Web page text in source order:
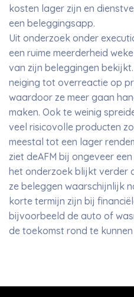
kosten lager zijn en
een beleggingsapp.
Uit onderzoek onder
een ruime meerderheid
van zijn beleggingen
neiging tot overreactie op
waardoor ze meer gaan
maken. Ook te weinig
veel risicovolle producten
meestal tot een lager
ziet deAFM bij ongeveer
het onderzoek blijkt verder
ze beleggen waarschijnlijk
korte termijn zijn bij
bijvoorbeeld de auto of
de toekomst rond te